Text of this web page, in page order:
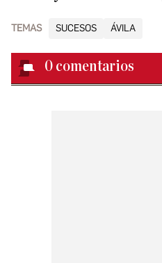
TEMAS SUCESOS ÁVILA
0 comentarios